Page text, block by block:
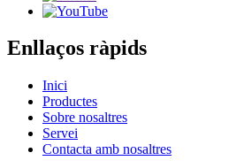
Enllaços ràpids
Inici
Productes
Sobre nosaltres
Servei
Contacta amb nosaltres